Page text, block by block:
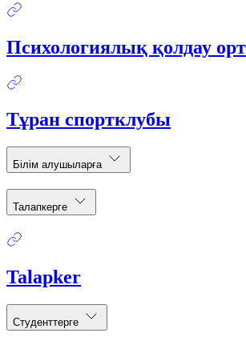
Психологиялық қолдау
Тұран спортклубы
Білім алушыларға
Талапкерге
Talapker
Студенттерге